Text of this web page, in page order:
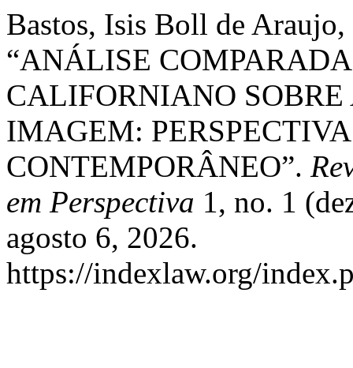
Bastos, Isis Boll de Araujo,
“ANÁLISE
CALIFORNIANO
IMAGEM:
CONTEMPORÂNEO”.
em Perspectiva 1, no. 1
agosto 6, 2026.
https://indexlaw.org/